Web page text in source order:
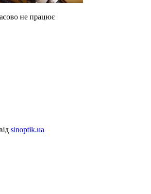
не працює
sinoptik.ua